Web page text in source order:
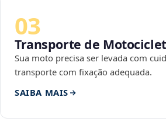
03
Transporte de
Sua moto precisa ser levada com
transporte com fixação adequada.
SAIBA MAIS